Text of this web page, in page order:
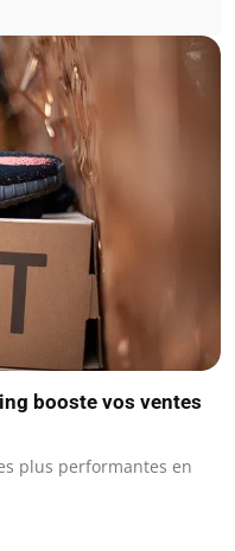
booste vos ventes
plus performantes en